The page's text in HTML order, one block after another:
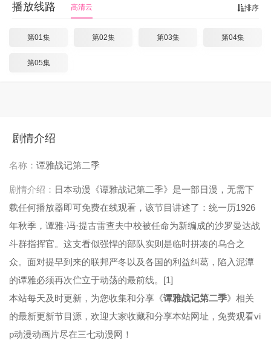
排序
播放线路 高清云
第01集 第02集 第03集 第04集
第05集
剧情介绍
名称： 谭雅战记第二季
剧情介绍： 日本动漫《谭雅战记第二季》是一部日漫，无需下
载任何播放器即可免费在线观看，该节目讲述了：统一历1926
年秋季，谭雅·冯·提古雷查夫中校被任命为新编成的沙罗曼达战
斗群指挥官。这支看似强悍的部队实则是临时拼凑的乌合之
众。面对提早到来的联邦严冬以及各国的利益纠葛，陷入泥潭
的谭雅必须再次伫立于动荡的最前线。[1]
本站每天及时更新，为您收集和分享《谭雅战记第二季》相关
的最新更新节目源，欢迎大家收藏和分享本站网址，免费观看vi
p动漫动画片尽在三七动漫网！